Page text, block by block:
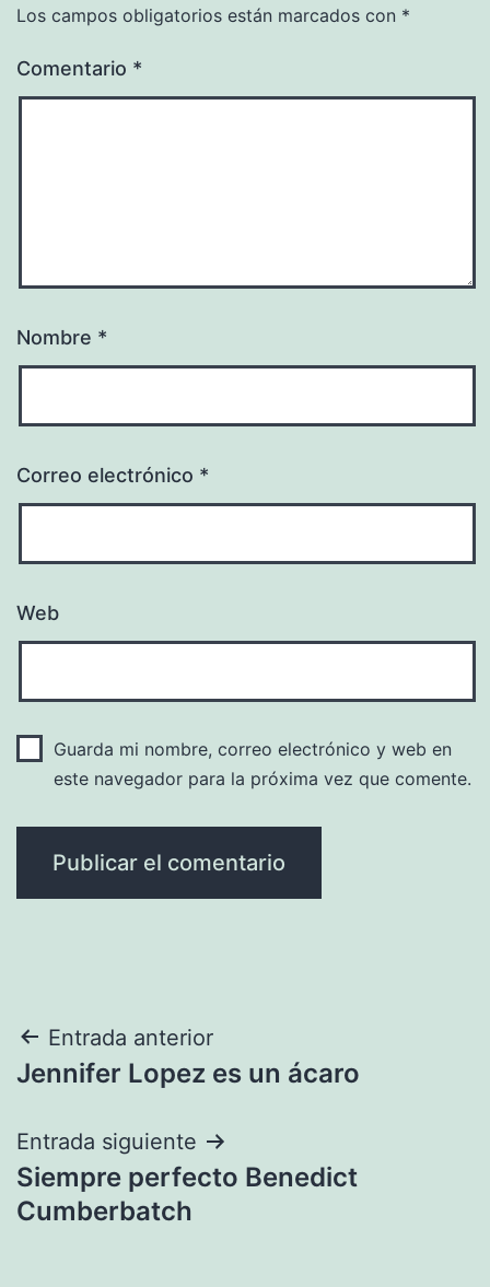
Los campos obligatorios están marcados con *
Comentario *
Nombre *
Correo electrónico *
Web
Guarda mi nombre, correo electrónico y web en
este navegador para la próxima vez que comente.
Navegación
de
entradas
Entrada anterior
Jennifer Lopez es un ácaro
Entrada siguiente
Siempre perfecto Benedict
Cumberbatch